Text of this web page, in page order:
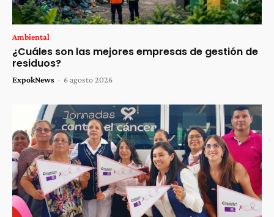
Ambiental
¿Cuáles son las mejores empresas de gestión de
residuos?
ExpokNews - 6 agosto 2026